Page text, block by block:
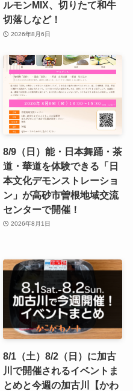
ルモンMIX、切りたて和牛
切落しなど！
2026年8月6日
8/9（日）能・日本舞踊・茶
道・華道を体験できる「日
本文化デモンストレーショ
ン」が高砂市曽根地域交流
センターで開催！
2026年8月1日
8/1（土）8/2（日）に加古
川で開催されるイベントま
とめと今週の加古川【かわ